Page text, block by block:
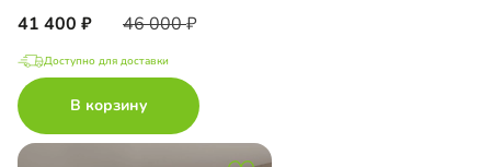
41 400 46 000
Доступно для доставки
В корзину